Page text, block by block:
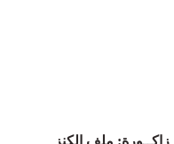
زاكــورة: ملف الكنز